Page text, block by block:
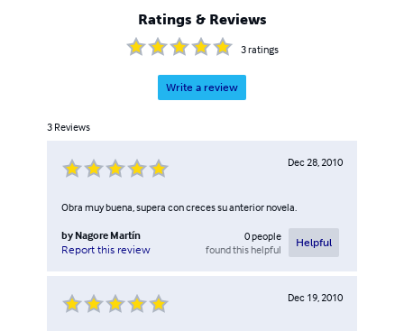
2010-2011", "Destino la Habana 2010-2011".
Ratings & Reviews
3ratings
Write a review
3 Reviews
Dec 28, 2010
Obra muy buena, supera con creces su anterior novela.
by Nagore Martín
Report this review
0people
found this helpful
Helpful
Dec 19, 2010